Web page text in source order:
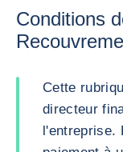
Conditions
Cette
directeur
l'entreprise.